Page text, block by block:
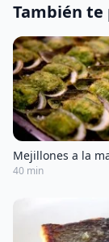
También
Mejillones a la
40 min